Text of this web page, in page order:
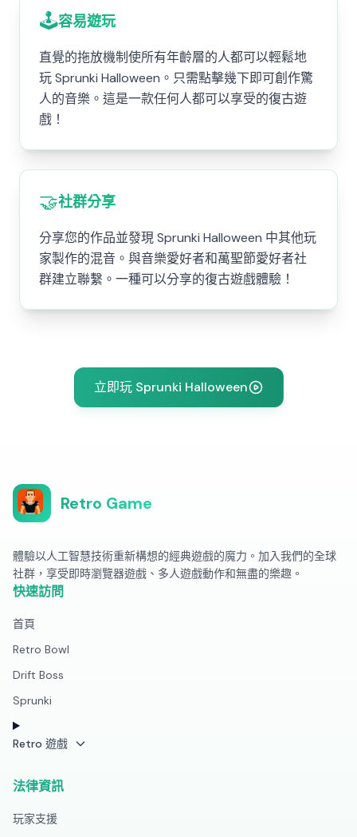
🕹️容易遊玩
直覺的拖放機制使所有年齡層的人都可以輕鬆地
玩 Sprunki Halloween。只需點擊幾下即可創作驚
人的音樂。這是一款任何人都可以享受的復古遊
戲！
🤝社群分享
分享您的作品並發現 Sprunki Halloween 中其他玩
家製作的混音。與音樂愛好者和萬聖節愛好者社
群建立聯繫。一種可以分享的復古遊戲體驗！
立即玩 Sprunki Halloween
Retro Game
體驗以人工智慧技術重新構想的經典遊戲的魔力。加入我們的全球
社群，享受即時瀏覽器遊戲、多人遊戲動作和無盡的樂趣。
快速訪問
首頁
Retro Bowl
Drift Boss
Sprunki
Retro 遊戲
法律資訊
玩家支援